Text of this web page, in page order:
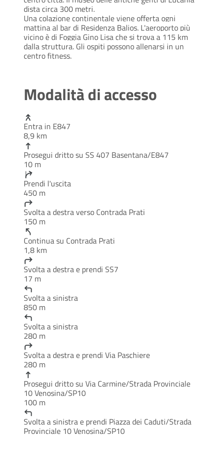
dista circa 300 metri.
Una colazione continentale viene offerta ogni
mattina al bar di Residenza Balios. L'aeroporto più
vicino è di Foggia Gino Lisa che si trova a 115 km
dalla struttura. Gli ospiti possono allenarsi in un
centro fitness.
Modalità di accesso
Entra in E847
8,9 km
Prosegui dritto su SS 407 Basentana/E847
10 m
Prendi l'uscita
450 m
Svolta a destra verso Contrada Prati
150 m
Continua su Contrada Prati
1,8 km
Svolta a destra e prendi SS7
17 m
Svolta a sinistra
850 m
Svolta a sinistra
280 m
Svolta a destra e prendi Via Paschiere
280 m
Prosegui dritto su Via Carmine/Strada Provinciale
10 Venosina/SP10
100 m
Svolta a sinistra e prendi Piazza dei Caduti/Strada
Provinciale 10 Venosina/SP10